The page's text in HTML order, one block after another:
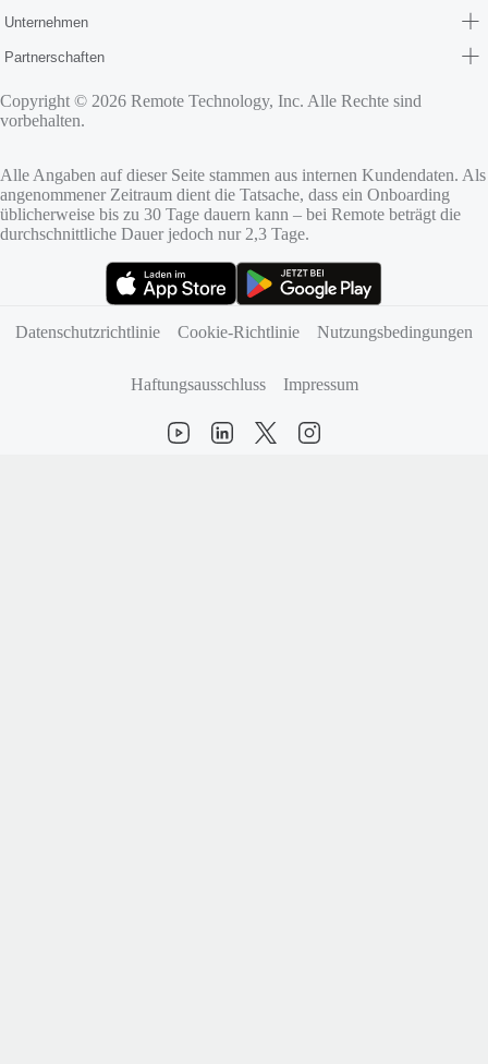
Unternehmen
Partnerschaften
Copyright © 2026 Remote Technology, Inc. Alle Rechte sind
vorbehalten.
Alle Angaben auf dieser Seite stammen aus internen Kundendaten. Als
angenommener Zeitraum dient die Tatsache, dass ein Onboarding
üblicherweise bis zu 30 Tage dauern kann – bei Remote beträgt die
durchschnittliche Dauer jedoch nur 2,3 Tage.
Datenschutzrichtlinie
Cookie‑Richtlinie Nutzungsbedingungen
Haftungsausschluss Impressum